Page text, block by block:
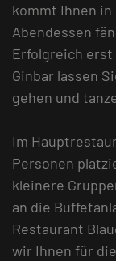
kommt Ihnen in
Abendessen
Erfolgreich
Ginbar lassen
gehen und
Im
Personen
kleinere
an die
Restaurant
wir Ihnen für